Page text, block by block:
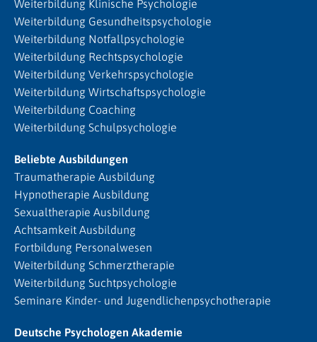
Weiterbildung Klinische Psychologie
Weiterbildung Gesundheitspsychologie
Weiterbildung Notfallpsychologie
Weiterbildung Rechtspsychologie
Weiterbildung Verkehrspsychologie
Weiterbildung Wirtschaftspsychologie
Weiterbildung Coaching
Weiterbildung Schulpsychologie
Beliebte Ausbildungen
Traumatherapie Ausbildung
Hypnotherapie Ausbildung
Sexualtherapie Ausbildung
Achtsamkeit Ausbildung
Fortbildung Personalwesen
Weiterbildung Schmerztherapie
Weiterbildung Suchtpsychologie
Seminare Kinder- und Jugendlichenpsychotherapie
Deutsche Psychologen Akademie